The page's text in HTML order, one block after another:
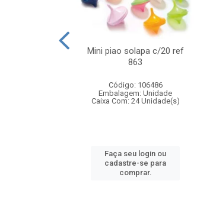
Mini piao solapa c/20 ref
863
Código: 106486
Embalagem: Unidade
Caixa Com: 24 Unidade(s)
Faça seu login ou
cadastre-se para
comprar.